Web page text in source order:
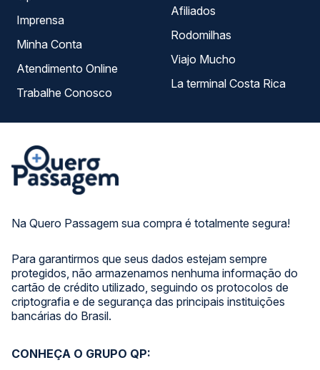
Na Quero Passagem sua compra é totalmente segura!
Para garantirmos que seus dados estejam sempre
protegidos, não armazenamos nenhuma informação do
cartão de crédito utilizado, seguindo os protocolos de
criptografia e de segurança das principais instituições
bancárias do Brasil.
Imprensa
Minha Conta
Atendimento Online
Trabalhe Conosco
Afiliados
Rodomilhas
Viajo Mucho
La terminal Costa Rica
CONHEÇA O GRUPO QP: